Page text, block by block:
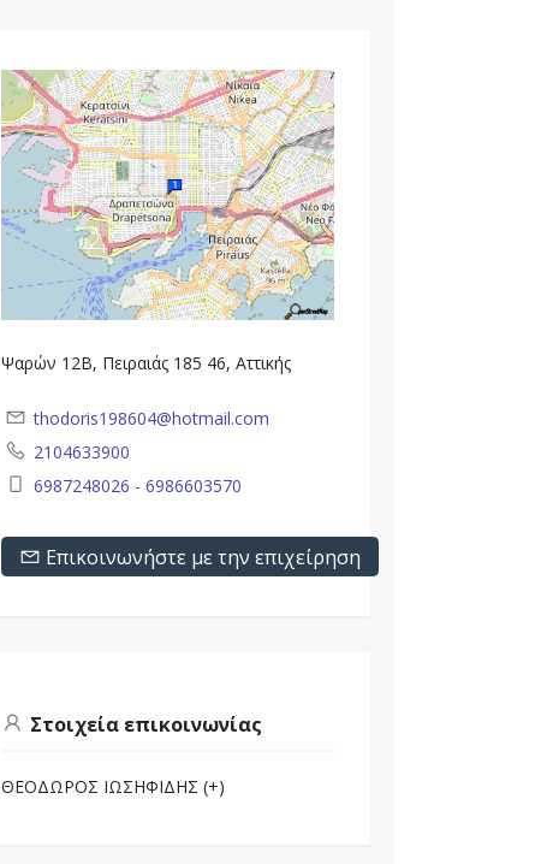
Ψαρών 12Β, Πειραιάς 185 46, Αττικής
thodoris198604@hotmail.com
2104633900
6987248026 - 6986603570
Επικοινωνήστε με την επιχείρηση
Στοιχεία επικοινωνίας
ΘΕΟΔΩΡΟΣ ΙΩΣΗΦΙΔΗΣ (+)